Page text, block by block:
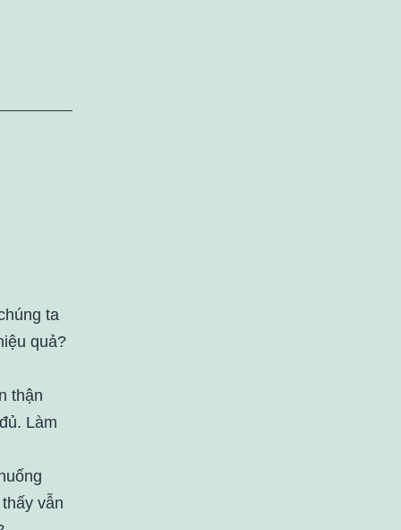
ta
quả?
thận
Làm
vẫn